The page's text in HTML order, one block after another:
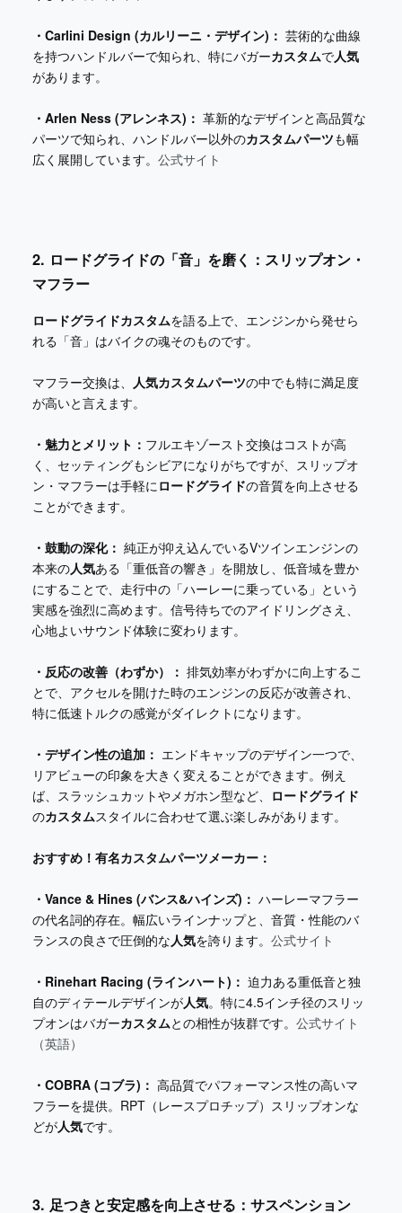
・Carlini Design (カルリーニ・デザイン)： 芸術的な曲線
を持つハンドルバーで知られ、特にバガーカスタムで人気
があります。
・Arlen Ness (アレンネス)： 革新的なデザインと高品質な
パーツで知られ、ハンドルバー以外のカスタムパーツも幅
広く展開しています。 公式サイト
2. ロードグライドの「音」を磨く：スリップオン・
マフラー
ロードグライドカスタムを語る上で、エンジンから発せら
れる「音」はバイクの魂そのものです。
マフラー交換は、 人気カスタムパーツの中でも特に満足度
が高いと言えます。
・魅力とメリット： フルエキゾースト交換はコストが高
く、セッティングもシビアになりがちですが、スリップオ
ン・マフラーは手軽にロードグライドの音質を向上させる
ことができます。
・鼓動の深化： 純正が抑え込んでいるVツインエンジンの
本来の人気ある「重低音の響き」を開放し、低音域を豊か
にすることで、走行中の「ハーレーに乗っている」という
実感を強烈に高めます。信号待ちでのアイドリングさえ、
心地よいサウンド体験に変わります。
・反応の改善（わずか）： 排気効率がわずかに向上するこ
とで、アクセルを開けた時のエンジンの反応が改善され、
特に低速トルクの感覚がダイレクトになります。
・デザイン性の追加： エンドキャップのデザイン一つで、
リアビューの印象を大きく変えることができます。例え
ば、スラッシュカットやメガホン型など、 ロードグライド
のカスタムスタイルに合わせて選ぶ楽しみがあります。
おすすめ！有名カスタムパーツメーカー：
・Vance & Hines (バンス&ハインズ)： ハーレーマフラー
の代名詞的存在。幅広いラインナップと、音質・性能のバ
ランスの良さで圧倒的な人気を誇ります。 公式サイト
・Rinehart Racing (ラインハート)： 迫力ある重低音と独
自のディテールデザインが人気。特に4.5インチ径のスリッ
プオンはバガーカスタムとの相性が抜群です。 公式サイト
（英語）
・COBRA (コブラ)： 高品質でパフォーマンス性の高いマ
フラーを提供。RPT（レースプロチップ）スリップオンな
どが人気です。
3. 足つきと安定感を向上させる：サスペンション